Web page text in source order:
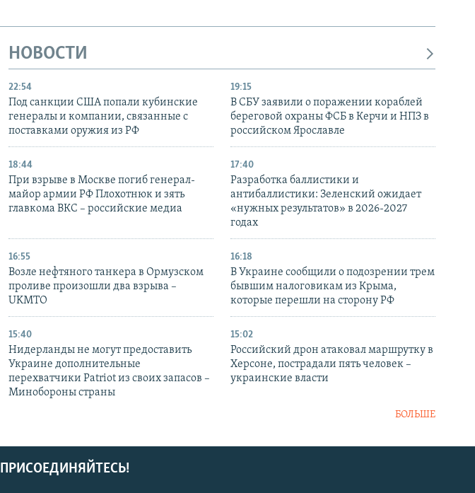
НОВОСТИ
22:54
Под санкции США попали кубинские
генералы и компании, связанные с
поставками оружия из РФ
19:15
В СБУ заявили о поражении кораблей
береговой охраны ФСБ в Керчи и НПЗ в
российском Ярославле
18:44
При взрыве в Москве погиб генерал-
майор армии РФ Плохотнюк и зять
главкома ВКС – российские медиа
17:40
Разработка баллистики и
антибаллистики: Зеленский ожидает
«нужных результатов» в 2026-2027
годах
16:55
Возле нефтяного танкера в Ормузском
проливе произошли два взрыва –
UKMTO
16:18
В Украине сообщили о подозрении трем
бывшим налоговикам из Крыма,
которые перешли на сторону РФ
15:40
Нидерланды не могут предоставить
Украине дополнительные
перехватчики Patriot из своих запасов –
Минобороны страны
15:02
Российский дрон атаковал маршрутку в
Херсоне, пострадали пять человек –
украинские власти
БОЛЬШЕ
ПРИСОЕДИНЯЙТЕСЬ!